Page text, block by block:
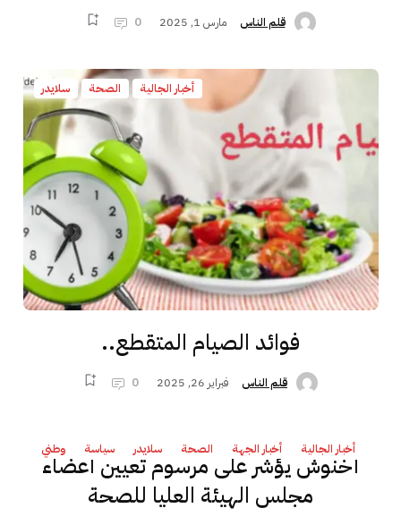
قلم الناس مارس 1, 2025 0
أخبار الجالية الصحة سلايدر
فوائد الصيام المتقطع..
قلم الناس فبراير 26, 2025 0
أخبار الجالية أخبار الجهة الصحة سلايدر سياسة وطني
أخنوش يؤشر على مرسوم تعيين أعضاء
مجلس الهيئة العليا للصحة